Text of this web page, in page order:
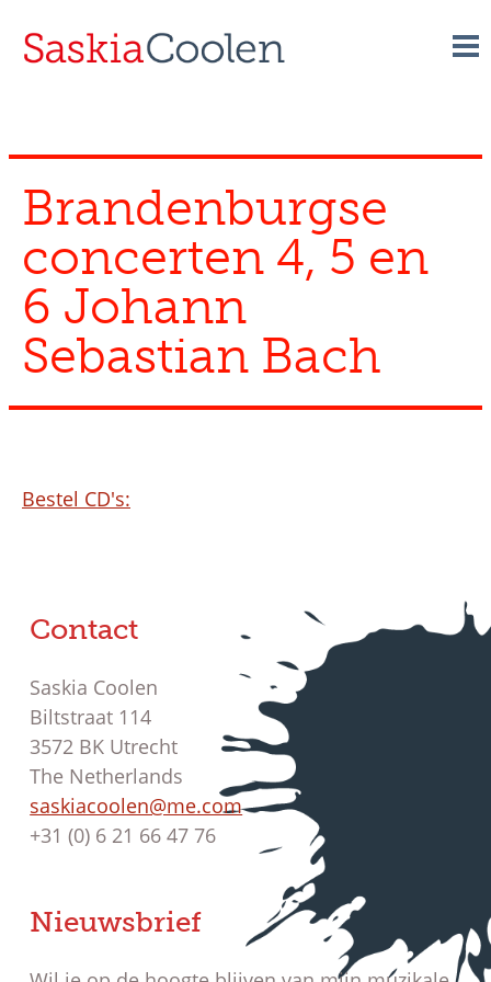
content
Brandenburgse
concerten 4, 5 en
6 Johann
Sebastian Bach
Bestel CD's:
Contact
Saskia Coolen
Biltstraat 114
3572 BK Utrecht
The Netherlands
saskiacoolen@me.com
+31 (0) 6 21 66 47 76
Nieuwsbrief